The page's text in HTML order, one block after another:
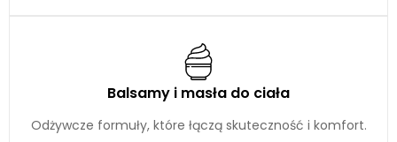
Balsamy i masła do ciała
Odżywcze formuły, które łączą skuteczność i komfort.